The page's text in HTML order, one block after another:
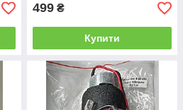
499 ₴
Купити